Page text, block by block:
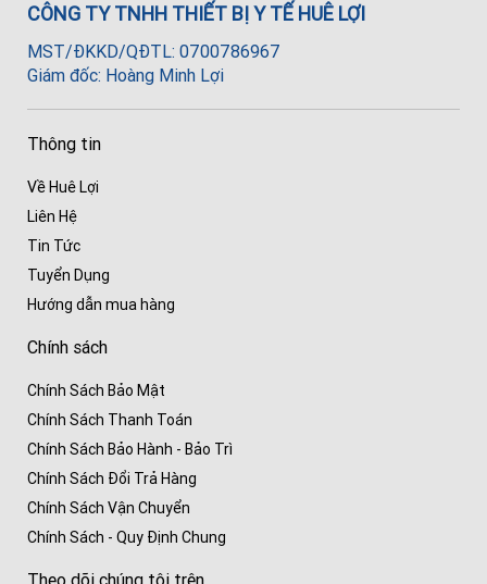
CÔNG TY TNHH THIẾT BỊ Y TẾ HUÊ LỢI
MST/ĐKKD/QĐTL: 0700786967
Giám đốc: Hoàng Minh Lợi
Thông tin
Về Huê Lợi
Liên Hệ
Tin Tức
Tuyển Dụng
Hướng dẫn mua hàng
Chính sách
Chính Sách Bảo Mật
Chính Sách Thanh Toán
Chính Sách Bảo Hành - Bảo Trì
Chính Sách Đổi Trả Hàng
Chính Sách Vận Chuyển
Chính Sách - Quy Định Chung
Theo dõi chúng tôi trên